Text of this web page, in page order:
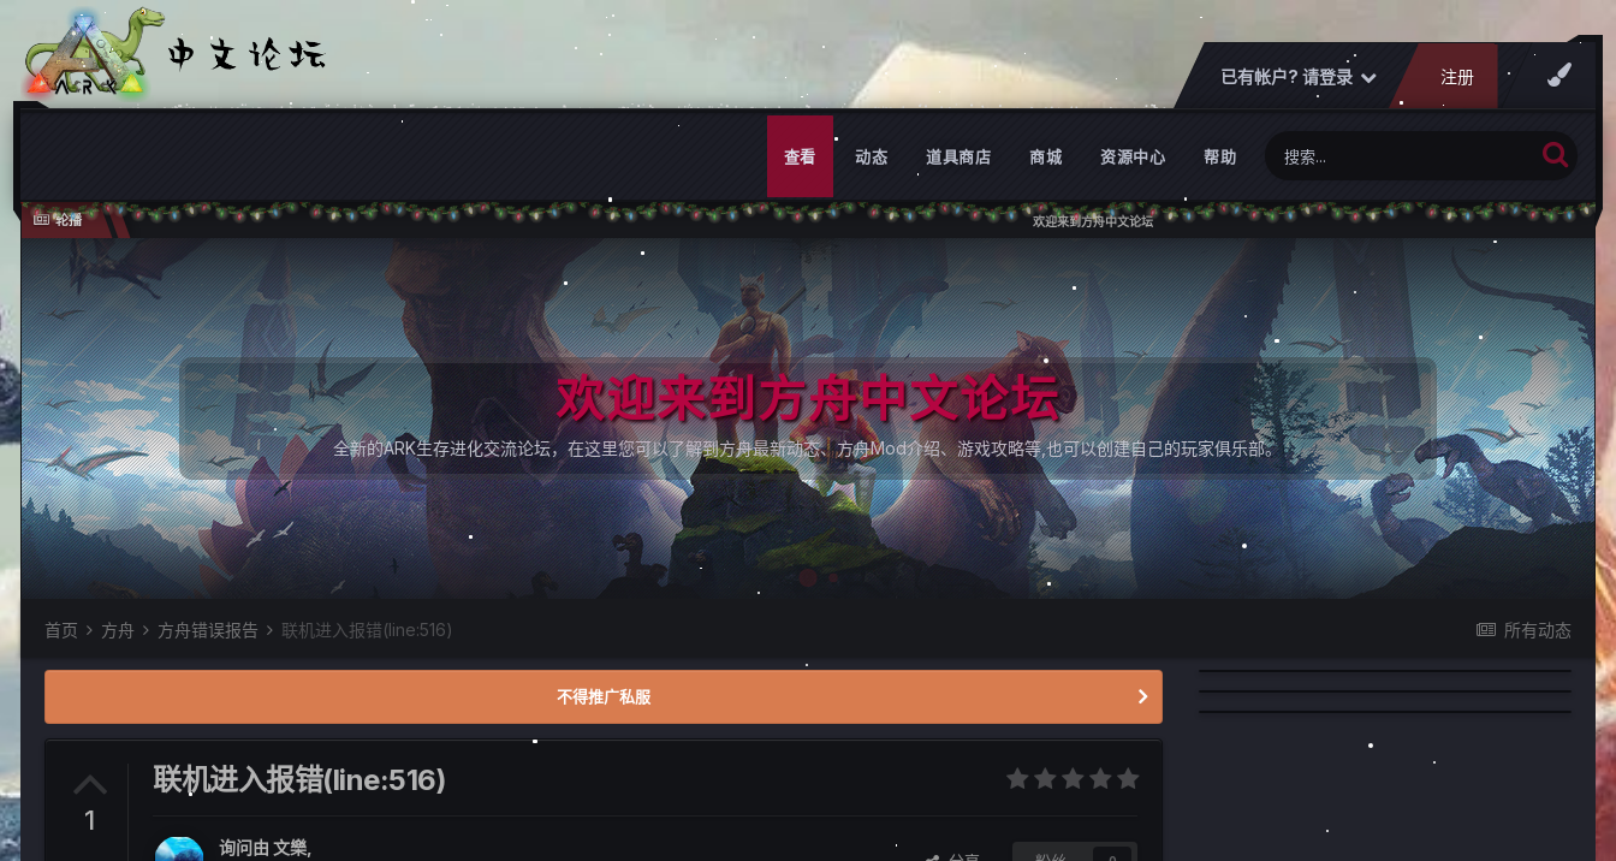
已有帐户? 请登录 注册
查看 动态 道具商店 商城 资源中心 帮助
轮播 欢迎来到方舟中文论坛
欢迎来到方舟中文论坛
全新的ARK生存进化交流论坛，在这里您可以了解到方舟最新动态、方舟Mod介绍、游戏攻略等,也可以创建自己的玩家俱乐部。
所有动态
首页 方舟 方舟错误报告 联机进入报错(line:516)
不得推广私服
1
联机进入报错(line:516)
询问由 文樂